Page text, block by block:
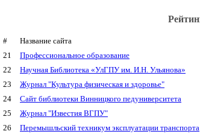
# Название сайта
21
Профессиональное образование
22
Научная Библиотека «УлГПУ им. И.Н. Ульянова»
23
Журнал "Культура физическая и здоровье"
24
Сайт библиотеки Винницкого педуниверситета
25
Журнал "Известия ВГПУ"
26
Перемышльский техникум эксплуатации транспорта